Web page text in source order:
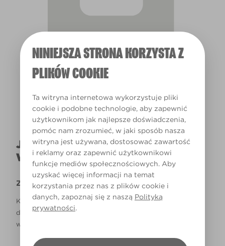
NINIEJSZA STRONA KORZYSTA Z
PLIKÓW COOKIE
Ta witryna internetowa wykorzystuje pliki
cookie i podobne technologie, aby zapewnić
użytkownikom jak najlepsze doświadczenia,
pomóc nam zrozumieć, w jaki sposób nasza
witryna jest używana, dostosować zawartość
i reklamy oraz zapewnić użytkownikowi
funkcje mediów społecznościowych. Aby
uzyskać więcej informacji na temat
korzystania przez nas z plików cookie i
danych, zapoznaj się z naszą Polityką
prywatności.
Światło dzienne
JAK NAPRAWDĘ KOLOR BĘDZIE
WYGLĄDAŁ W TWOIM DOMU?
Zastrzeżenie
Kolory, które są widoczne na monitorze i/lub kolory
drukowane, mogą się różnić od rzeczywistych, dostępnych
w sklepach.